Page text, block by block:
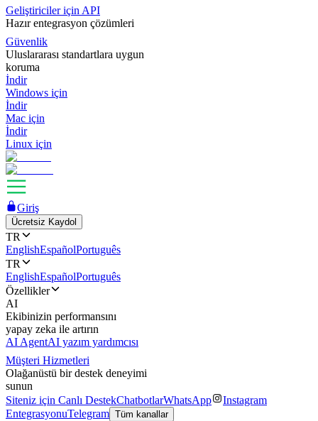
Geliştiriciler için API
Hazır entegrasyon çözümleri
Güvenlik
Uluslararası standartlara uygun
koruma
İndir
Windows için
İndir
Mac için
İndir
Linux için
Giriş
Ücretsiz Kaydol
TR
EnglishEspañolPortuguês
TR
EnglishEspañolPortuguês
Özellikler
AI
Ekibinizin performansını
yapay zeka ile artırın
AI AgentAI yazım yardımcısı
Müşteri Hizmetleri
Olağanüstü bir destek deneyimi
sunun
Siteniz için Canlı DestekChatbotlarWhatsApp
Instagram
EntegrasyonuTelegram Tüm kanallar